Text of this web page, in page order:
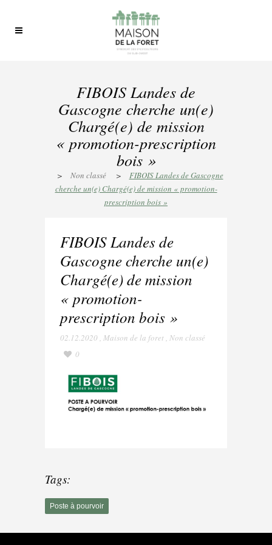
FIBOIS Landes de
Gascogne cherche un(e)
Chargé(e) de mission
« promotion-prescription
bois »
> Non classé >
FIBOIS Landes de Gascogne
cherche un(e) Chargé(e) de mission « promotion-
prescription bois »
FIBOIS Landes de
Gascogne cherche un(e)
Chargé(e) de mission
« promotion-
prescription bois »
02.12.2020 , Maison de la foret , Non classé
0
Tags:
Poste à pourvoir